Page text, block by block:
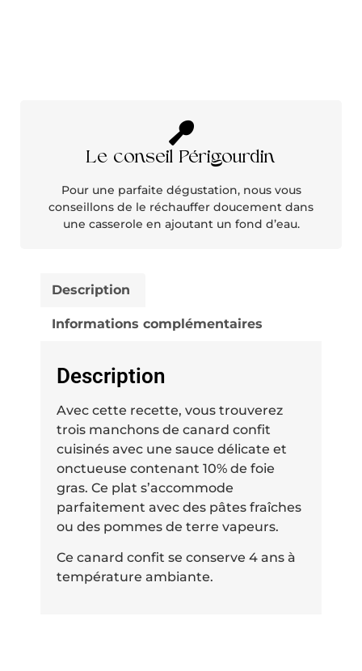
Le conseil Périgourdin
Pour une parfaite dégustation, nous vous
conseillons de le réchauffer doucement dans
une casserole en ajoutant un fond d’eau.
Description
Informations complémentaires
Description
Avec cette recette, vous trouverez
trois manchons de canard confit
cuisinés avec une sauce délicate et
onctueuse contenant 10% de foie
gras. Ce plat s’accommode
parfaitement avec des pâtes fraîches
ou des pommes de terre vapeurs.
Ce canard confit se conserve 4 ans à
température ambiante.